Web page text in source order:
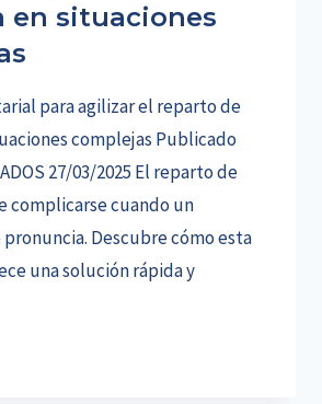
en situaciones
para agilizar el reparto de
complejas Publicado
27/03/2025 El reparto de
complicarse cuando un
Descubre cómo esta
una solución rápida y